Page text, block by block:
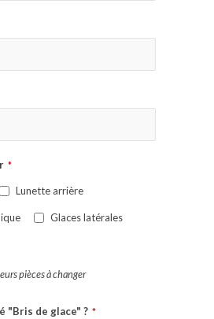
*
Lunette arrière
Glaces latérales
pièces à changer
"Bris de glace" ? *